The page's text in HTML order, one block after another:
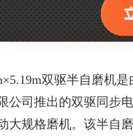
双驱半自磨机
公司推出的双驱同步
大规格磨机。该半自